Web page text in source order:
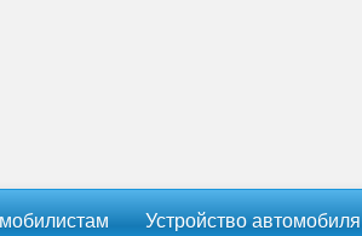
Устройство автомобиля